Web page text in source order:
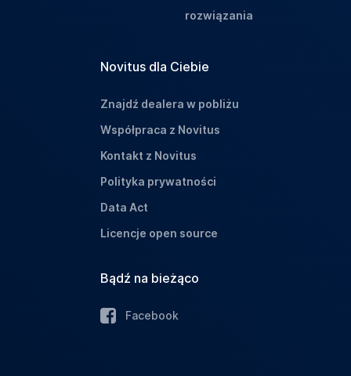
rozwiązania
Novitus dla Ciebie
Znajdź dealera w pobliżu
Współpraca z Novitus
Kontakt z Novitus
Polityka prywatności
Data Act
Licencje open source
Bądź na bieżąco
Facebook